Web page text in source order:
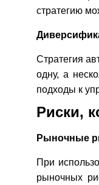
стратегию
Стратегия
одну, а
подходы к
Риски,
Рыночные
При
рыночных